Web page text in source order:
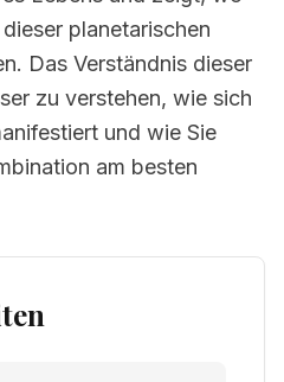
planetarischen
Das Verständnis dieser
zu verstehen, wie sich
und wie Sie
am besten